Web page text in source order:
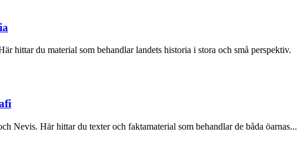
hittar du material som behandlar landets historia i stora och små perspektiv.
Nevis. Här hittar du texter och faktamaterial som behandlar de båda öarnas...